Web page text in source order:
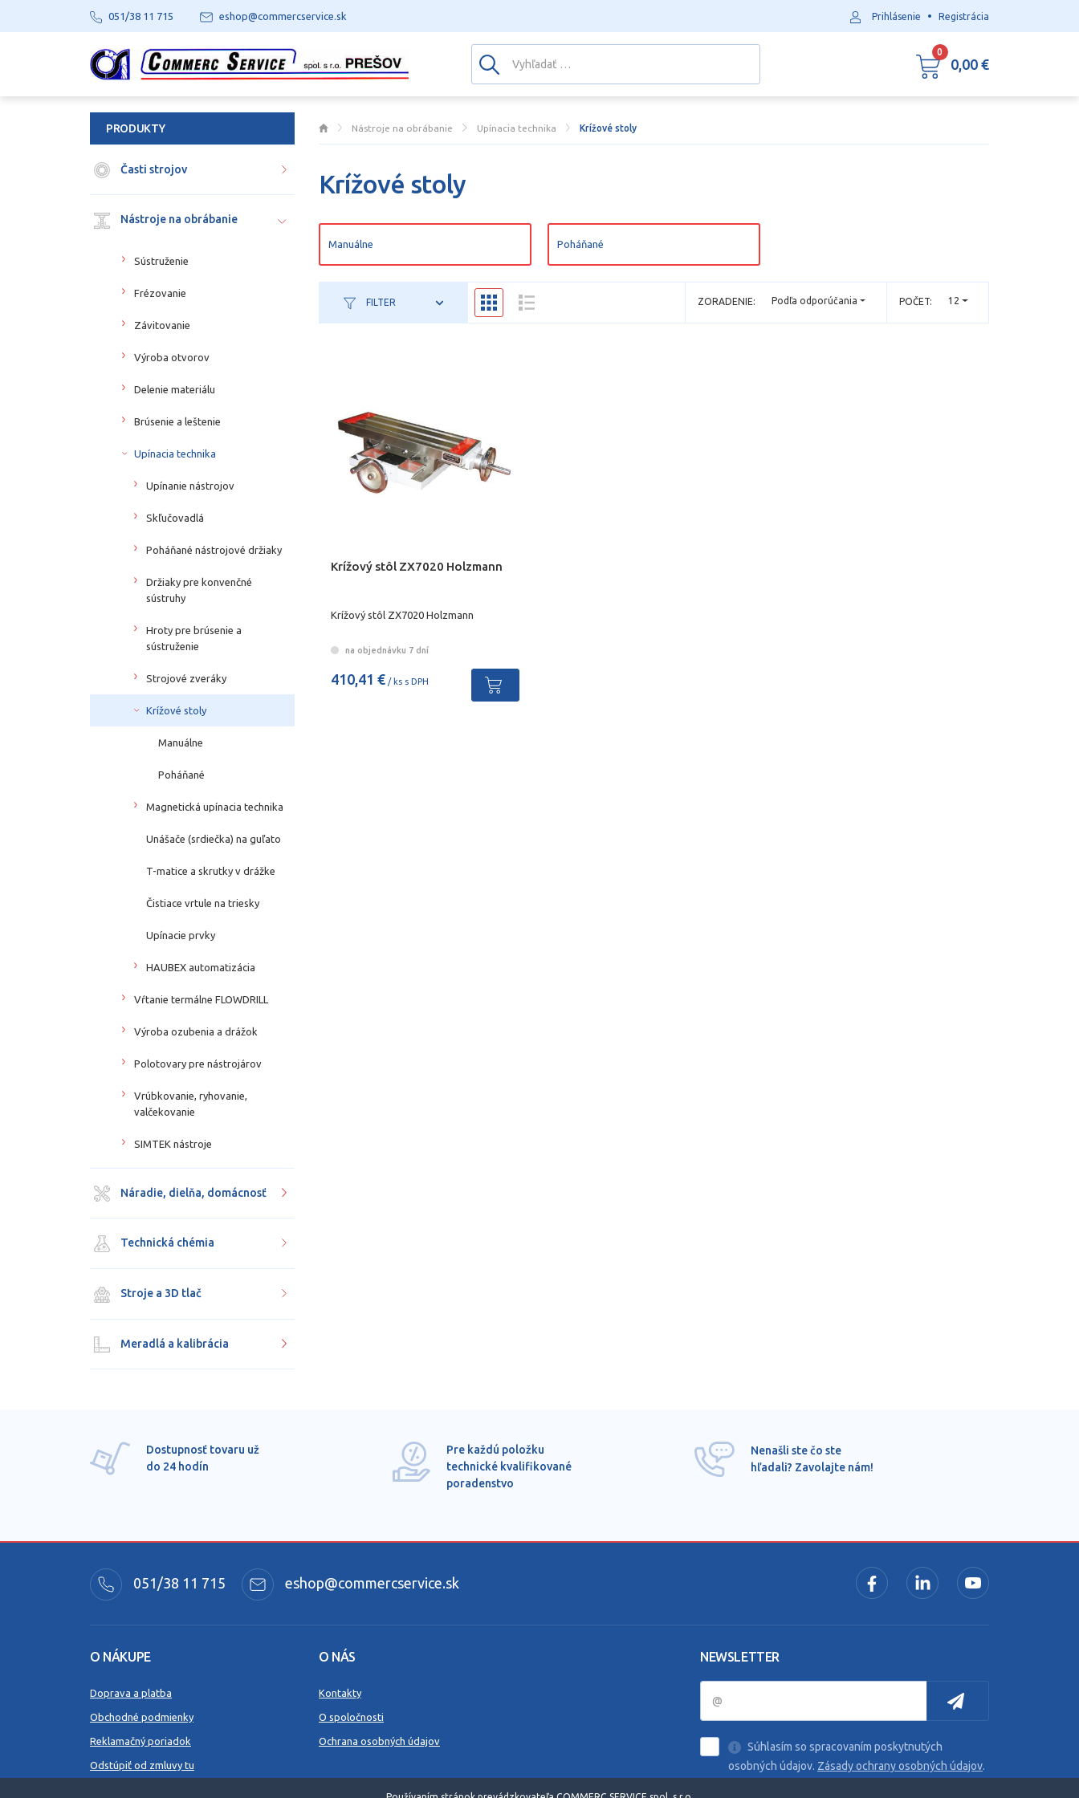
Nástroje na obrábanie Upínacia technika Krížové stoly
Krížové stoly
Manuálne Poháňané
FILTER POČET: 12
ZORADENIE: Podľa odporúčania
Krížový stôl ZX7020 Holzmann
Krížový stôl ZX7020 Holzmann
na objednávku 7 dní
410,41 € / ks s DPH
PRODUKTY
Časti strojov
Nástroje na obrábanie
Sústruženie
Frézovanie
Závitovanie
Výroba otvorov
Delenie materiálu
Brúsenie a leštenie
Upínacia technika
Upínanie nástrojov
Skľučovadlá
Poháňané nástrojové držiaky
Držiaky pre konvenčné
sústruhy
Hroty pre brúsenie a
sústruženie
Strojové zveráky
Krížové stoly
Manuálne
Poháňané
Magnetická upínacia technika
Unášače (srdiečka) na guľato
T-matice a skrutky v drážke
Čistiace vrtule na triesky
Upínacie prvky
HAUBEX automatizácia
Vŕtanie termálne FLOWDRILL
Výroba ozubenia a drážok
Polotovary pre nástrojárov
Vrúbkovanie, ryhovanie,
valčekovanie
SIMTEK nástroje
Náradie, dielňa, domácnosť
Technická chémia
Stroje a 3D tlač
Meradlá a kalibrácia
Dostupnosť tovaru už
do 24 hodín
Pre každú položku
technické kvalifikované
poradenstvo
Nenašli ste čo ste
hľadali? Zavolajte nám!
051/38 11 715 eshop@commercservice.sk
O NÁKUPE
Doprava a platba
Obchodné podmienky
Reklamačný poriadok
Odstúpiť od zmluvy tu
O NÁS
Kontakty
O spoločnosti
Ochrana osobných údajov
NEWSLETTER
Súhlasím so spracovaním poskytnutých
osobných údajov. Zásady ochrany osobných údajov.
051/38 11 715 eshop@commercservice.sk Prihlásenie • Registrácia
0
0,00 €